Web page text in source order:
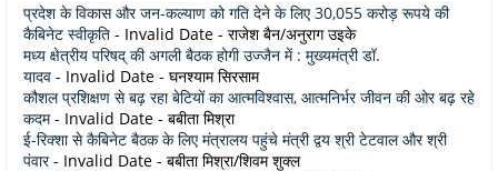
प्रदेश के विकास और जन-कल्याण को गति देने के लिए 30,055 करोड़ रूपये की
कैबिनेट स्वीकृति - Invalid Date - राजेश बैन/अनुराग उइके
मध्य क्षेत्रीय परिषद् की अगली बैठक होगी उज्जैन में : मुख्यमंत्री डॉ.
यादव - Invalid Date - घनश्याम सिरसाम
कौशल प्रशिक्षण से बढ़ रहा बेटियों का आत्मविश्वास, आत्मनिर्भर जीवन की ओर बढ़ रहे
कदम- Invalid Date - बबीता मिश्रा
ई-रिक्शा से कैबिनेट बैठक के लिए मंत्रालय पहुंचे मंत्री द्वय श्री टेटवाल और श्री
पंवार- Invalid Date - बबीता मिश्रा/शिवम शुक्ल